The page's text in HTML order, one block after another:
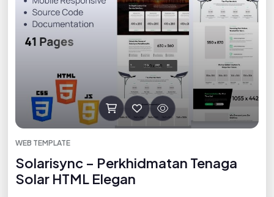
WEB TEMPLATE
Solarisync – Perkhidmatan Tenaga
Solar HTML Elegan